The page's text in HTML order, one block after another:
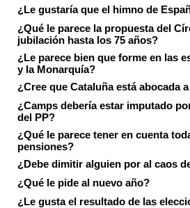
¿Le gustaría que el himno de
¿Qué le parece la propuesta del
jubilación hasta los 75 años?
¿Le parece bien que forme en las
y la Monarquía?
¿Cree que Cataluña está abocada
¿Camps debería estar imputado
del PP?
¿Qué le parece tener en cuenta
pensiones?
¿Debe dimitir alguien por al caos
¿Qué le pide al nuevo año?
¿Le gusta el resultado de las